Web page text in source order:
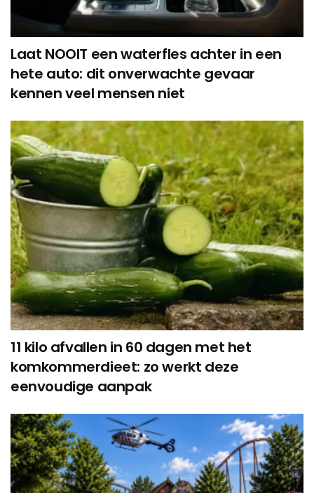
Laat NOOIT een waterfles achter in een
hete auto: dit onverwachte gevaar
kennen veel mensen niet
11 kilo afvallen in 60 dagen met het
komkommerdieet: zo werkt deze
eenvoudige aanpak